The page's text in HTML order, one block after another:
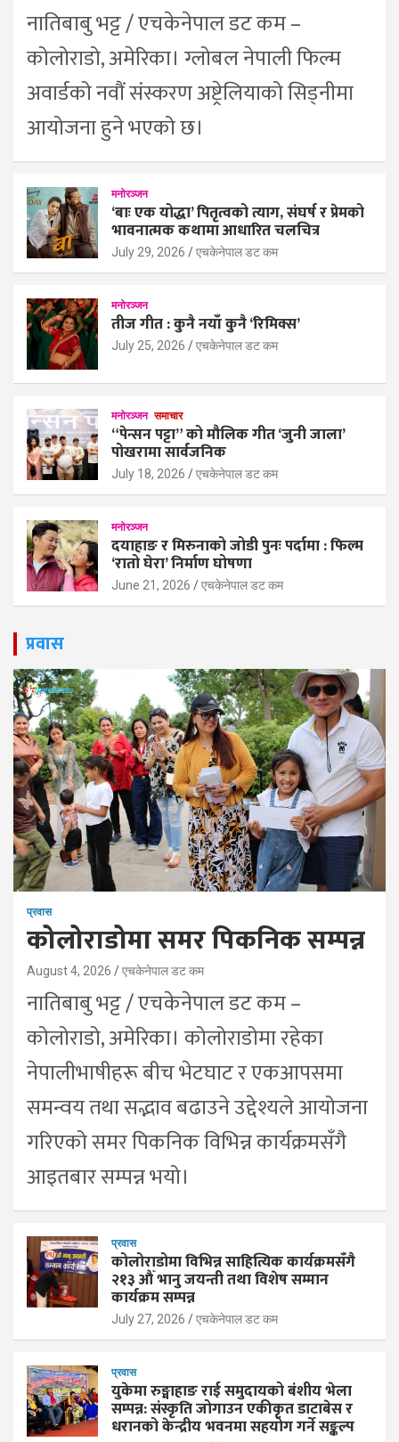
नातिबाबु भट्ट / एचकेनेपाल डट कम –
कोलोराडो, अमेरिका। ग्लोबल नेपाली फिल्म
अवार्डको नवौं संस्करण अष्ट्रेलियाको सिड्नीमा
आयोजना हुने भएको छ।
मनोरञ्जन
‘बाः एक योद्धा’ पितृत्वको त्याग, संघर्ष र प्रेमको
भावनात्मक कथामा आधारित चलचित्र
July 29, 2026 एचकेनेपाल डट कम
मनोरञ्जन
तीज गीत : कुनै नयाँ कुनै ‘रिमिक्स’
July 25, 2026 एचकेनेपाल डट कम
मनोरञ्जन समाचार
“पेन्सन पट्टा” को मौलिक गीत ‘जुनी जाला’
पोखरामा सार्वजनिक
July 18, 2026 एचकेनेपाल डट कम
मनोरञ्जन
दयाहाङ र मिरुनाको जोडी पुनः पर्दामा : फिल्म
‘रातो घेरा’ निर्माण घोषणा
June 21, 2026 एचकेनेपाल डट कम
प्रवास
प्रवास
कोलोराडोमा समर पिकनिक सम्पन्न
August 4, 2026 एचकेनेपाल डट कम
नातिबाबु भट्ट / एचकेनेपाल डट कम –
कोलोराडो, अमेरिका। कोलोराडोमा रहेका
नेपालीभाषीहरू बीच भेटघाट र एकआपसमा
समन्वय तथा सद्भाव बढाउने उद्देश्यले आयोजना
गरिएको समर पिकनिक विभिन्न कार्यक्रमसँगै
आइतबार सम्पन्न भयो।
प्रवास
कोलोराडोमा विभिन्न साहित्यिक कार्यक्रमसँगै
२१३ औँ भानु जयन्ती तथा विशेष सम्मान
कार्यक्रम सम्पन्न
July 27, 2026 एचकेनेपाल डट कम
प्रवास
युकेमा रुङ्माहाङ राई समुदायको बंशीय भेला
सम्पन्न: संस्कृति जोगाउन एकीकृत डाटाबेस र
धरानको केन्द्रीय भवनमा सहयोग गर्ने सङ्कल्प